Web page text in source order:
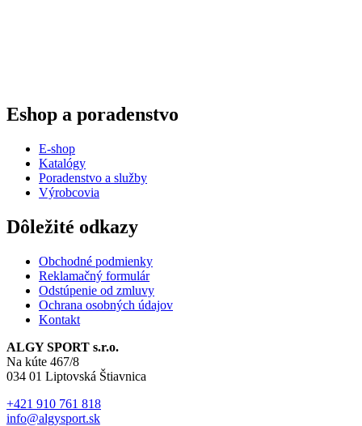
Eshop a poradenstvo
E-shop
Katalógy
Poradenstvo a služby
Výrobcovia
Dôležité odkazy
Obchodné podmienky
Reklamačný formulár
Odstúpenie od zmluvy
Ochrana osobných údajov
Kontakt
ALGY SPORT s.r.o.
Na kúte 467/8
034 01 Liptovská Štiavnica
+421 910 761 818
info@algysport.sk